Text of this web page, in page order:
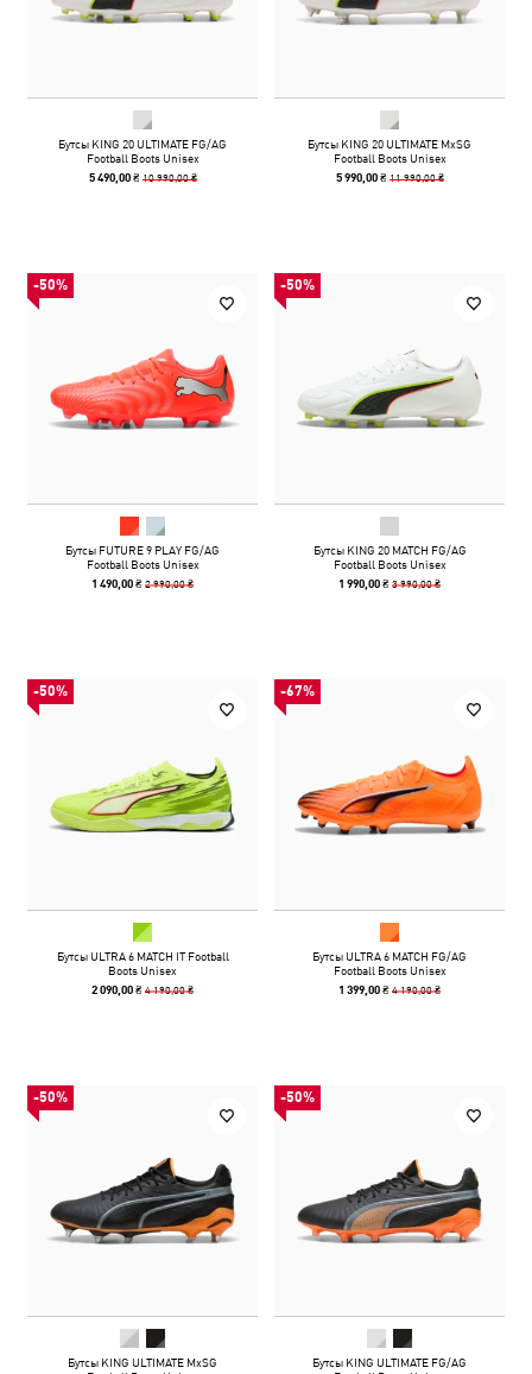
Бутсы KING 20 ULTIMATE FG/AG
Football Boots Unisex
5 490,00 ₴ 10 990,00 ₴
Бутсы KING 20 ULTIMATE MxSG
Football Boots Unisex
5 990,00 ₴ 11 990,00 ₴
-50%
Бутсы FUTURE 9 PLAY FG/AG
Football Boots Unisex
1 490,00 ₴2 990,00 ₴
-50%
Бутсы KING 20 MATCH FG/AG
Football Boots Unisex
1 990,00 ₴3 990,00 ₴
-50%
Бутсы ULTRA 6 MATCH IT Football
Boots Unisex
2 090,00 ₴4 190,00 ₴
-67%
Бутсы ULTRA 6 MATCH FG/AG
Football Boots Unisex
1 399,00 ₴4 190,00 ₴
-50%
Бутсы KING ULTIMATE MxSG
-50%
Бутсы KING ULTIMATE FG/AG